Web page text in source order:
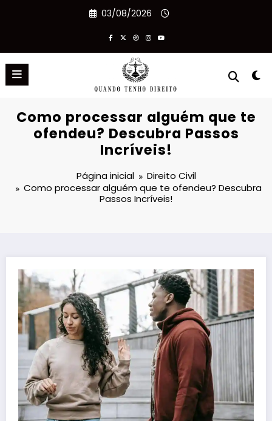
03/08/2026
Como processar alguém que te
ofendeu? Descubra Passos
Incríveis!
Página inicial
Direito Civil
Como processar alguém que te ofendeu? Descubra
Passos Incríveis!